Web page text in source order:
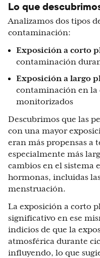
Lo que
Analizamos dos tipos
contaminación:
Exposición a corto
contaminación
Exposición a largo
contaminación en la
monitorizados
Descubrimos que las
con una mayor
eran más propensas a
especialmente más
cambios en el sistema
hormonas, incluidas
menstruación.
La exposición a corto
significativo en ese
indicios de que la
atmosférica durante
influyendo, lo que